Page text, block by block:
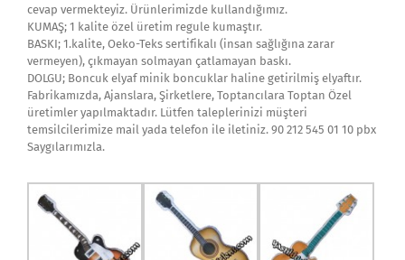
cevap vermekteyiz. Ürünlerimizde kullandığımız.
KUMAŞ; 1 kalite özel üretim regule kumaştır.
BASKI; 1.kalite, Oeko-Teks sertifikalı (insan sağlığına zarar
vermeyen), çıkmayan solmayan çatlamayan baskı.
DOLGU; Boncuk elyaf minik boncuklar haline getirilmiş elyaftır.
Fabrikamızda, Ajanslara, Şirketlere, Toptancılara Toptan Özel
üretimler yapılmaktadır. Lütfen taleplerinizi müşteri
temsilcilerimize mail yada telefon ile iletiniz. 90 212 545 01 10 pbx
Saygılarımızla.